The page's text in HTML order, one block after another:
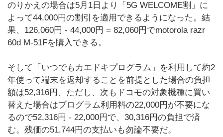
のりかえの場合は5月1日より「5G WELCOME割」に
よって44,000円の割引を適用できるようになった。結
果、126,060円 - 44,000円 = 82,060円でmotorola razr
60d M-51Fを購入できる。
そして「いつでもカエドキプログラム」を利用して約2
年使って端末を返却することを前提とした場合の負担
額は52,316円、ただし、次もドコモの対象機種に買い
替えた場合はプログラム利用料の22,000円が不要にな
るので52,316円 - 22,000円で、30,316円の負担で済
む。残価の51,744円の支払いも勿論不要だ。